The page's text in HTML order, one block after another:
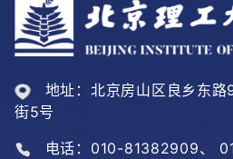
地址：北京房山区良乡东
街5号
电话：010-81382909、